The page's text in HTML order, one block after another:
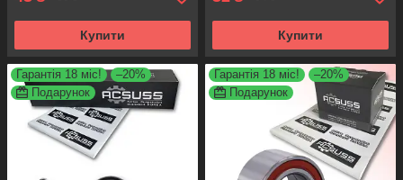
Купити Купити
Гарантія 18 міс!
–20%
Подарунок
Гарантія 18 міс!
–20%
Подарунок